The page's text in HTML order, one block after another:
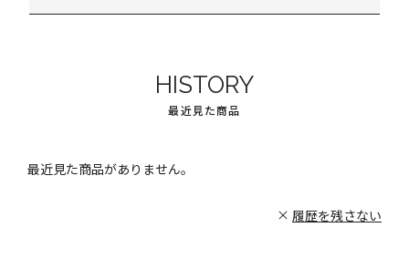
HISTORY
最近見た商品
最近見た商品がありません。
履歴を残さない